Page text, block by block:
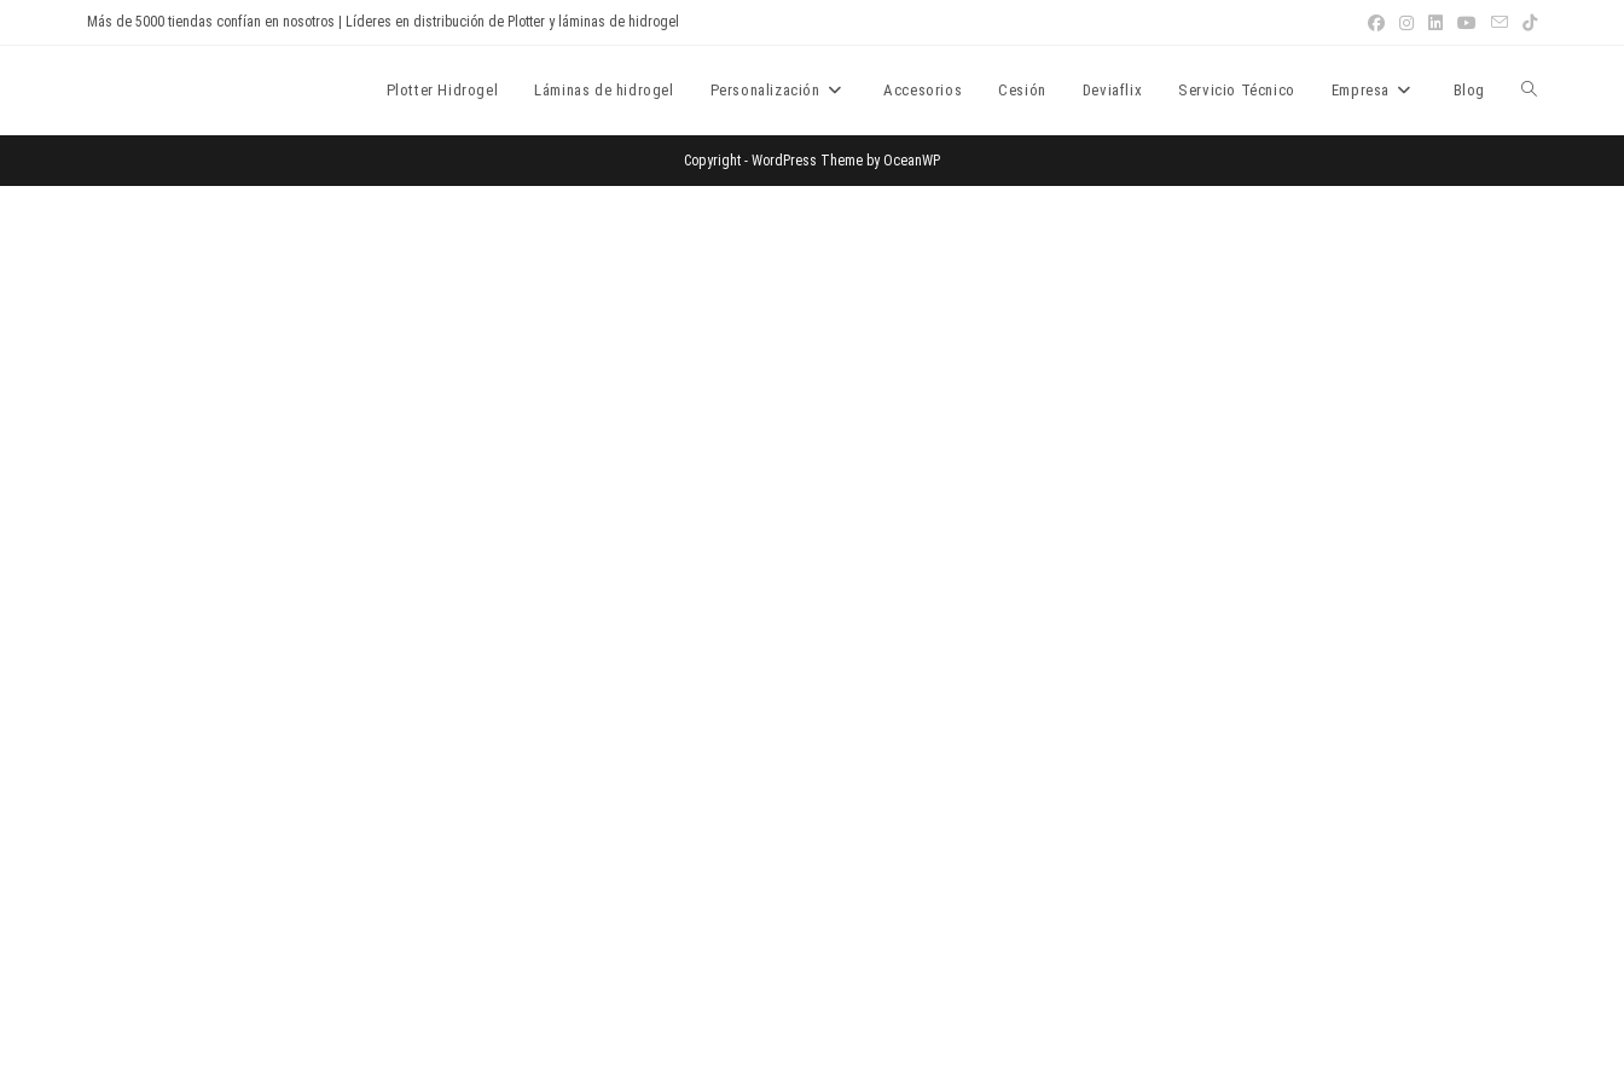
Más de 5000 tiendas confían en nosotros | Líderes en distribución de Plotter y láminas de hidrogel
Plotter Hidrogel Láminas de hidrogel Personalización Accesorios Cesión Deviaflix Servicio Técnico Empresa Blog
Copyright - WordPress Theme by OceanWP